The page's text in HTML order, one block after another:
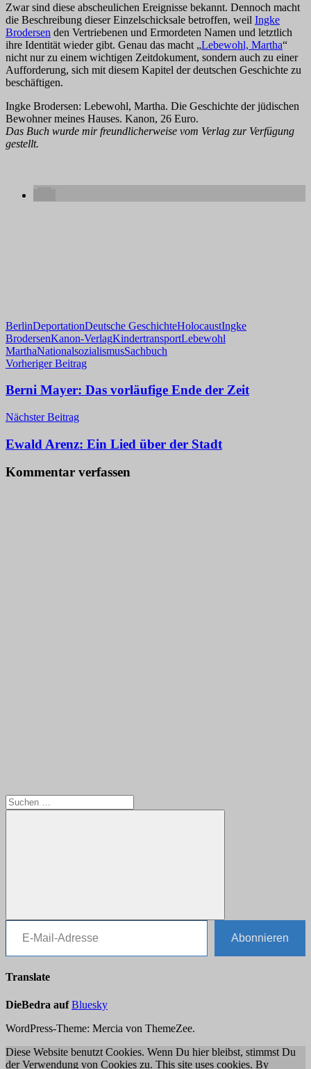
Zwar sind diese abscheulichen Ereignisse bekannt. Dennoch macht
die Beschreibung dieser Einzelschicksale betroffen, weil Ingke
Brodersen den Vertriebenen und Ermordeten Namen und letztlich
ihre Identität wieder gibt. Genau das macht „Lebewohl, Martha“
nicht nur zu einem wichtigen Zeitdokument, sondern auch zu einer
Aufforderung, sich mit diesem Kapitel der deutschen Geschichte zu
beschäftigen.
Ingke Brodersen: Lebewohl, Martha. Die Geschichte der jüdischen
Bewohner meines Hauses. Kanon, 26 Euro.
Das Buch wurde mir freundlicherweise vom Verlag zur Verfügung
gestellt.
BerlinDeportationDeutsche GeschichteHolocaustIngke
BrodersenKanon-VerlagKindertransportLebewohl
MarthaNationalsozialismusSachbuch
Beitragsnavigation
Vorheriger Beitrag
Berni Mayer: Das vorläufige Ende der Zeit
Nächster Beitrag
Ewald Arenz: Ein Lied über der Stadt
Kommentar verfassen
Suchen
nach:
Suchen
E-Mail-Adresse
Abonnieren
Translate
DieBedra auf Bluesky
WordPress-Theme: Mercia von ThemeZee.
Diese Website benutzt Cookies. Wenn Du hier bleibst, stimmst Du
der Verwendung von Cookies zu. This site uses cookies. By